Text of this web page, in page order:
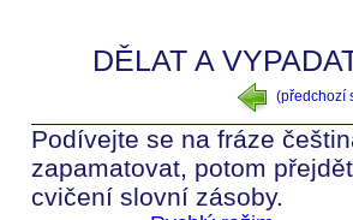
DĚLAT A
(předchozí
Podívejte se na fráze
zapamatovat, potom
cvičení slovní zásoby.